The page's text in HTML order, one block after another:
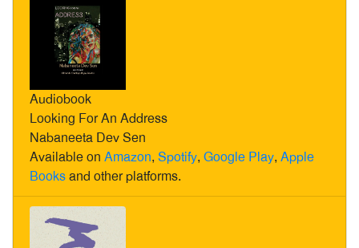
Audiobook
Looking For An Address
Nabaneeta Dev Sen
Available on Amazon, Spotify, Google Play, Apple
Booksand other platforms.